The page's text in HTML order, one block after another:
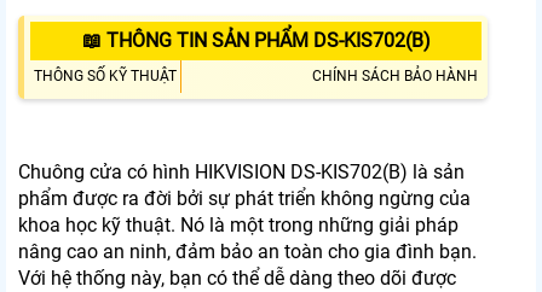
📖 THÔNG TIN SẢN PHẨM DS-KIS702(B)
THÔNG SỐ KỸ THUẬT CHÍNH SÁCH BẢO HÀNH
Chuông cửa có hình HIKVISION DS-KIS702(B) là sản
phẩm được ra đời bởi sự phát triển không ngừng của
khoa học kỹ thuật. Nó là một trong những giải pháp
nâng cao an ninh, đảm bảo an toàn cho gia đình bạn.
Với hệ thống này, bạn có thể dễ dàng theo dõi được